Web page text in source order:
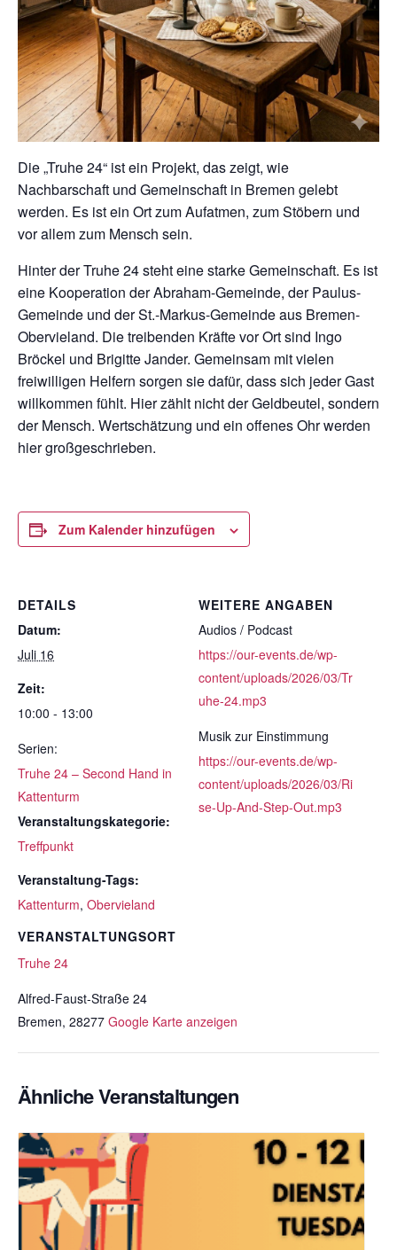
Die „Truhe 24“ ist ein Projekt, das zeigt, wie
Nachbarschaft und Gemeinschaft in Bremen gelebt
werden. Es ist ein Ort zum Aufatmen, zum Stöbern und
vor allem zum Mensch sein.
Hinter der Truhe 24 steht eine starke Gemeinschaft. Es ist
eine Kooperation der Abraham-Gemeinde, der Paulus-
Gemeinde und der St.-Markus-Gemeinde aus Bremen-
Obervieland. Die treibenden Kräfte vor Ort sind Ingo
Bröckel und Brigitte Jander. Gemeinsam mit vielen
freiwilligen Helfern sorgen sie dafür, dass sich jeder Gast
willkommen fühlt. Hier zählt nicht der Geldbeutel, sondern
der Mensch. Wertschätzung und ein offenes Ohr werden
hier großgeschrieben.
Zum Kalender hinzufügen
DETAILS
Datum:
Juli 16
Zeit:
10:00 - 13:00
Serien:
Truhe 24 – Second Hand in
Kattenturm
Veranstaltungskategorie:
Treffpunkt
Veranstaltung-Tags:
Kattenturm, Obervieland
VERANSTALTUNGSORT
Truhe 24
Alfred-Faust-Straße 24
Bremen, 28277 Google Karte anzeigen
WEITERE ANGABEN
Audios / Podcast
https://our-events.de/wp-
content/uploads/2026/03/Tr
uhe-24.mp3
Musik zur Einstimmung
https://our-events.de/wp-
content/uploads/2026/03/Ri
se-Up-And-Step-Out.mp3
Ähnliche Veranstaltungen